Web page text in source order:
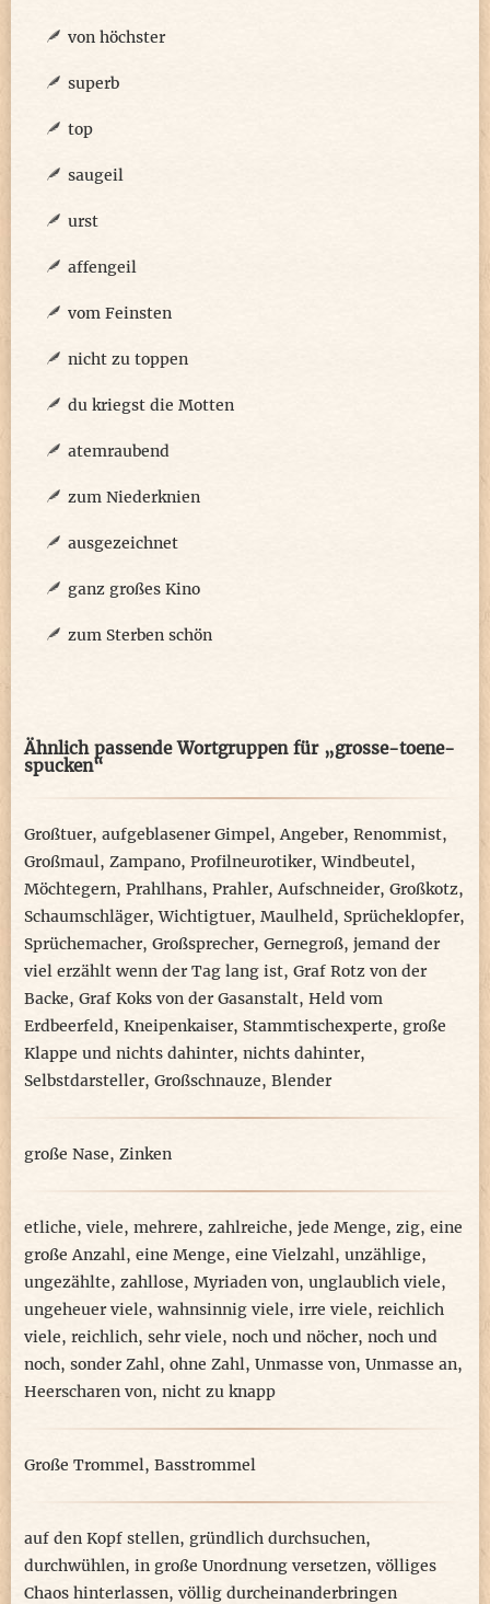
von höchster
superb
top
saugeil
urst
affengeil
vom Feinsten
nicht zu toppen
du kriegst die Motten
atemraubend
zum Niederknien
ausgezeichnet
ganz großes Kino
zum Sterben schön
Ähnlich passende Wortgruppen für „grosse-toene-
spucken“
Großtuer, aufgeblasener Gimpel,Angeber, Renommist,
Großmaul, Zampano, Profilneurotiker,Windbeutel,
Möchtegern, Prahlhans, Prahler,Aufschneider, Großkotz,
Schaumschläger,Wichtigtuer, Maulheld, Sprücheklopfer,
Sprüchemacher, Großsprecher, Gernegroß, jemand der
viel erzählt wenn der Tag lang ist, Graf Rotz von der
Backe, Graf Koks von der Gasanstalt, Held vom
Erdbeerfeld, Kneipenkaiser, Stammtischexperte, große
Klappe und nichts dahinter, nichts dahinter,
Selbstdarsteller, Großschnauze, Blender
große Nase, Zinken
etliche, viele, mehrere, zahlreiche, jede Menge, zig, eine
große Anzahl, eine Menge, eine Vielzahl, unzählige,
ungezählte, zahllose, Myriaden von, unglaublich viele,
ungeheuer viele, wahnsinnig viele, irre viele, reichlich
viele, reichlich, sehr viele, noch und nöcher, noch und
noch, sonder Zahl, ohne Zahl, Unmasse von, Unmasse an,
Heerscharen von, nicht zu knapp
Große Trommel, Basstrommel
auf den Kopf stellen, gründlich durchsuchen,
durchwühlen, in große Unordnung versetzen, völliges
Chaos hinterlassen, völlig durcheinanderbringen